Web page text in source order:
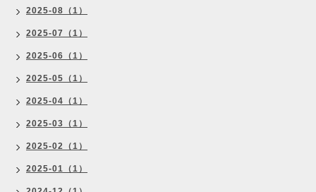
2025-08（1）
2025-07（1）
2025-06（1）
2025-05（1）
2025-04（1）
2025-03（1）
2025-02（1）
2025-01（1）